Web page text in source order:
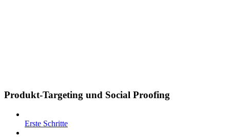
Produkt-Targeting und Social Proofing
Erste Schritte